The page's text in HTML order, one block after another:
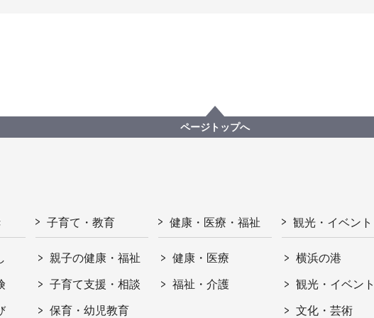
ページトップへ
子育て・教育
親子の健康・福祉
子育て支援・相談
保育・幼児教育
健康・医療・福祉
健康・医療
福祉・介護
観光・イベント
横浜の港
観光・イベン
文化・芸術